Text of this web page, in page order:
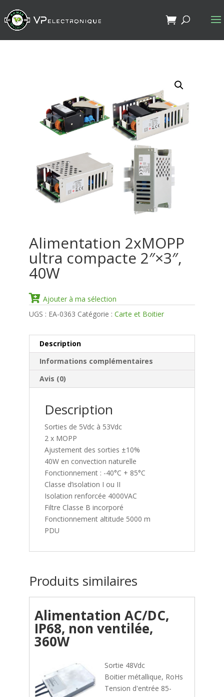
Alimentation 2xMOPP
ultra compacte 2″×3″,
40W
Ajouter à ma sélection
UGS : EA-0363 Catégorie : Carte et Boitier
Description
Informations complémentaires
Avis (0)
Description
Sorties de 5Vdc à 53Vdc
2 x MOPP
Ajustement des sorties ±10%
40W en convection naturelle
Fonctionnement : -40°C + 85°C
Classe d’isolation I ou II
Isolation renforcée 4000VAC
Filtre Classe B incorporé
Fonctionnement altitude 5000 m
PDU
Produits similaires
Alimentation AC/DC,
IP68, non ventilée,
360W
Sortie 48Vdc
Boitier métallique, RoHs
Tension d'entrée 85-